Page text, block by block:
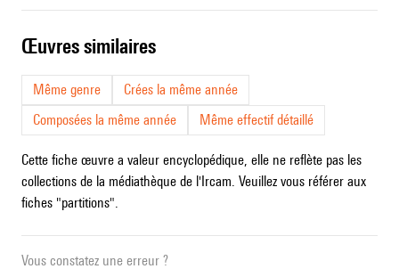
œuvres similaires
Même genre
Crées la même année
Composées la même année
Même effectif détaillé
Cette fiche œuvre a valeur encyclopédique, elle ne reflète pas les
collections de la médiathèque de l'Ircam. Veuillez vous référer aux
fiches "partitions".
Vous constatez une erreur ?